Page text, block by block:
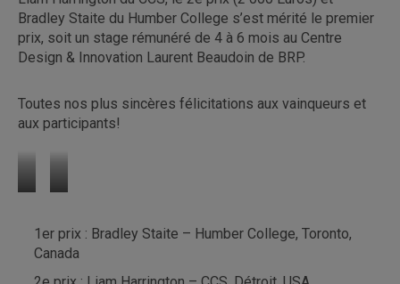
Bradley Staite du Humber College s’est mérité le premier
prix, soit un stage rémunéré de 4 à 6 mois au Centre
Design & Innovation Laurent Beaudoin de BRP.
Toutes nos plus sincères félicitations aux vainqueurs et
aux participants!
«
Rounster
«
»
de
1er prix : Bradley Staite – Humber College, Toronto,
Canada